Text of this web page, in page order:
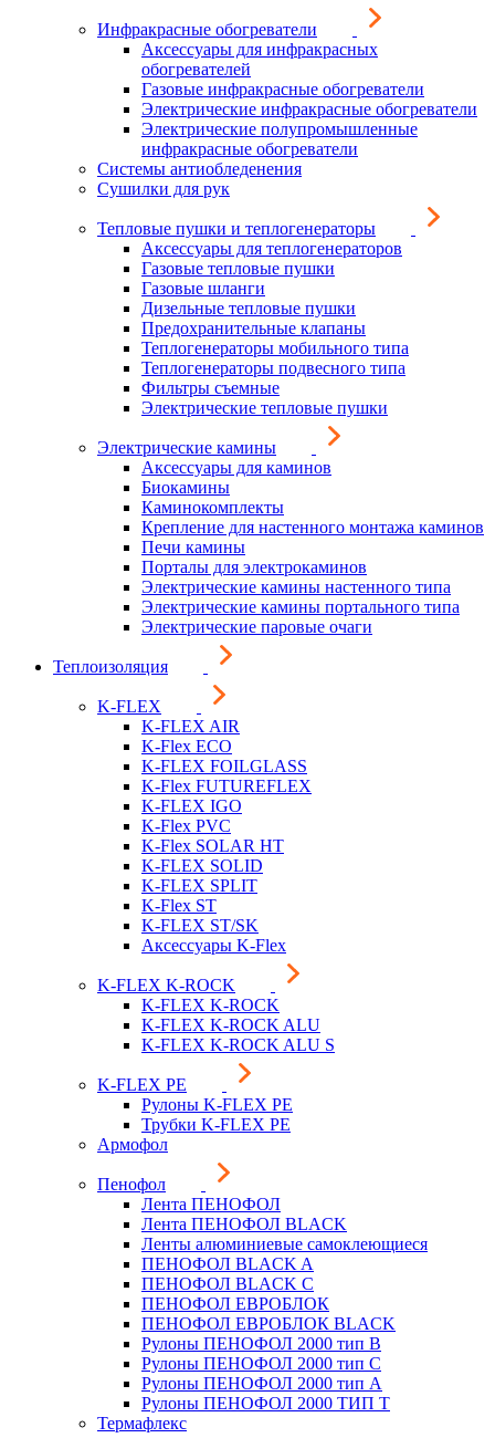
Инфракрасные обогреватели
Аксессуары для инфракрасных
обогревателей
Газовые инфракрасные обогреватели
Электрические инфракрасные обогреватели
Электрические полупромышленные
инфракрасные обогреватели
Системы антиобледенения
Сушилки для рук
Тепловые пушки и теплогенераторы
Аксессуары для теплогенераторов
Газовые тепловые пушки
Газовые шланги
Дизельные тепловые пушки
Предохранительные клапаны
Теплогенераторы мобильного типа
Теплогенераторы подвесного типа
Фильтры съемные
Электрические тепловые пушки
Электрические камины
Аксессуары для каминов
Биокамины
Каминокомплекты
Крепление для настенного монтажа каминов
Печи камины
Порталы для электрокаминов
Электрические камины настенного типа
Электрические камины портального типа
Электрические паровые очаги
Теплоизоляция
K-FLEX
K-FLEX AIR
K-Flex ECO
K-FLEX FOILGLASS
K-Flex FUTUREFLEX
K-FLEX IGO
K-Flex PVC
K-Flex SOLAR HT
K-FLEX SOLID
K-FLEX SPLIT
K-Flex ST
K-FLEX ST/SK
Аксессуары K-Flex
K-FLEX K-ROCK
K-FLEX K-ROCK
K-FLEX K-ROCK ALU
K-FLEX K-ROCK ALU S
K-FLEX PE
Рулоны K-FLEX PE
Трубки K-FLEX PE
Армофол
Пенофол
Лента ПЕНОФОЛ
Лента ПЕНОФОЛ BLACK
Ленты алюминиевые самоклеющиеся
ПЕНОФОЛ BLACK A
ПЕНОФОЛ BLACK С
ПЕНОФОЛ ЕВРОБЛОК
ПЕНОФОЛ ЕВРОБЛОК BLACK
Рулоны ПЕНОФОЛ 2000 тип B
Рулоны ПЕНОФОЛ 2000 тип C
Рулоны ПЕНОФОЛ 2000 тип А
Рулоны ПЕНОФОЛ 2000 ТИП Т
Термафлекс